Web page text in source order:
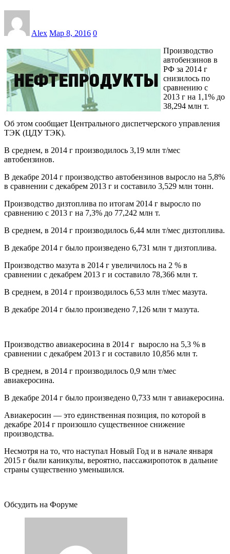
Alex Мар 8, 2016 0
Производство
автобензинов в
РФ за 2014 г
снизилось по
сравнению с
2013 г на 1,1% до
38,294 млн т.
Об этом сообщает Центрального диспетчерского управления
ТЭК (ЦДУ ТЭК).
В среднем, в 2014 г производилось 3,19 млн т/мес
автобензинов.
В декабре 2014 г производство автобензинов выросло на 5,8%
в сравнении с декабрем 2013 г и составило 3,529 млн тонн.
Производство дизтоплива по итогам 2014 г выросло по
сравнению с 2013 г на 7,3% до 77,242 млн т.
В среднем, в 2014 г производилось 6,44 млн т/мес дизтоплива.
В декабре 2014 г было произведено 6,731 млн т дизтоплива.
Производство мазута в 2014 г увеличилось на 2 % в
сравнении с декабрем 2013 г и составило 78,366 млн т.
В среднем, в 2014 г производилось 6,53 млн т/мес мазута.
В декабре 2014 г было произведено 7,126 млн т мазута.
Производство авиакеросина в 2014 г выросло на 5,3 % в
сравнении с декабрем 2013 г и составило 10,856 млн т.
В среднем, в 2014 г производилось 0,9 млн т/мес
авиакеросина.
В декабре 2014 г было произведено 0,733 млн т авиакеросина.
Авиакеросин — это единственная позиция, по которой в
декабре 2014 г произошло существенное снижение
производства.
Несмотря на то, что наступал Новый Год и в начале января
2015 г были каникулы, вероятно, пассажиропоток в дальние
страны существенно уменьшился.
Обсудить на Форуме